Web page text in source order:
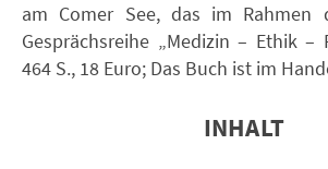
am Comer See, das im Rahmen
Gesprächsreihe „Medizin – Ethik –
464 S., 18 Euro; Das Buch ist im
INHALT